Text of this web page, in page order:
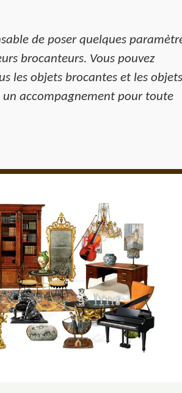
de poser quelques
brocanteurs. Vous pouvez
les objets brocantes et les objets
un accompagnement pour toute